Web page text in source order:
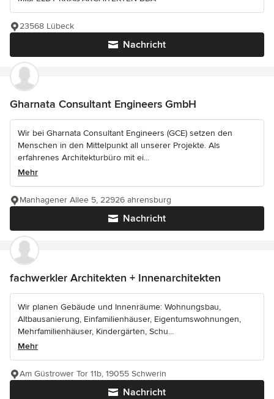
Nachricht
23568 Lübeck
Gharnata Consultant Engineers GmbH
Wir bei Gharnata Consultant Engineers (GCE) setzen den
Menschen in den Mittelpunkt all unserer Projekte. Als
erfahrenes Architekturbüro mit ei...
Mehr
Nachricht
Manhagener Allee 5, 22926 ahrensburg
fachwerkler Architekten + Innenarchitekten
Wir planen Gebäude und Innenräume: Wohnungsbau,
Altbausanierung, Einfamilienhäuser, Eigentumswohnungen,
Mehrfamilienhäuser, Kindergärten, Schu...
Mehr
Nachricht
Am Güstrower Tor 11b, 19055 Schwerin